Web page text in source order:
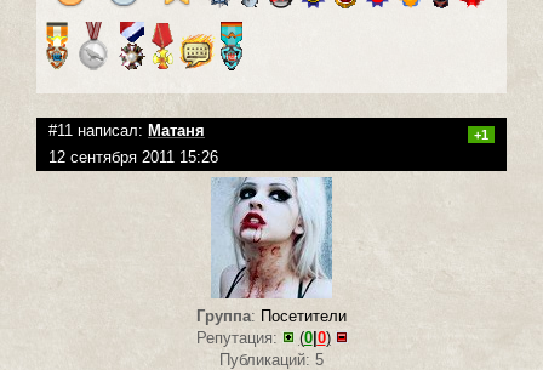
#11 написал: Матаня +1
12 сентября 2011 15:26
Группа: Посетители
Репутация:
(0| 0)
Публикаций: 5